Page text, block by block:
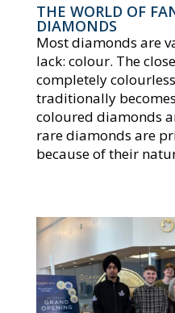
THE WORLD OF
DIAMONDS
Most diamonds are
lack: colour. The
completely
traditionally
coloured diamonds
rare diamonds are
because of their